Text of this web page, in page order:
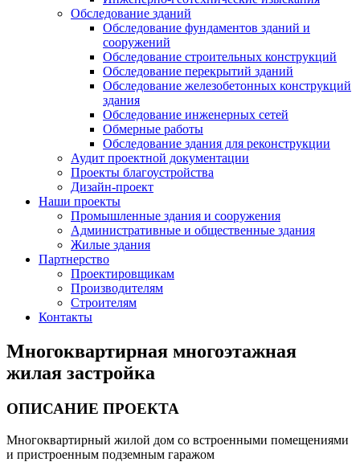
Обследование зданий
Обследование фундаментов зданий и
сооружений
Обследование строительных конструкций
Обследование перекрытий зданий
Обследование железобетонных конструкций
здания
Обследование инженерных сетей
Обмерные работы
Обследование здания для реконструкции
Аудит проектной документации
Проекты благоустройства
Дизайн-проект
Наши проекты
Промышленные здания и сооружения
Административные и общественные здания
Жилые здания
Партнерство
Проектировщикам
Производителям
Строителям
Контакты
Многоквартирная многоэтажная
жилая застройка
ОПИСАНИЕ ПРОЕКТА
Многоквартирный жилой дом со встроенными помещениями
и пристроенным подземным гаражом